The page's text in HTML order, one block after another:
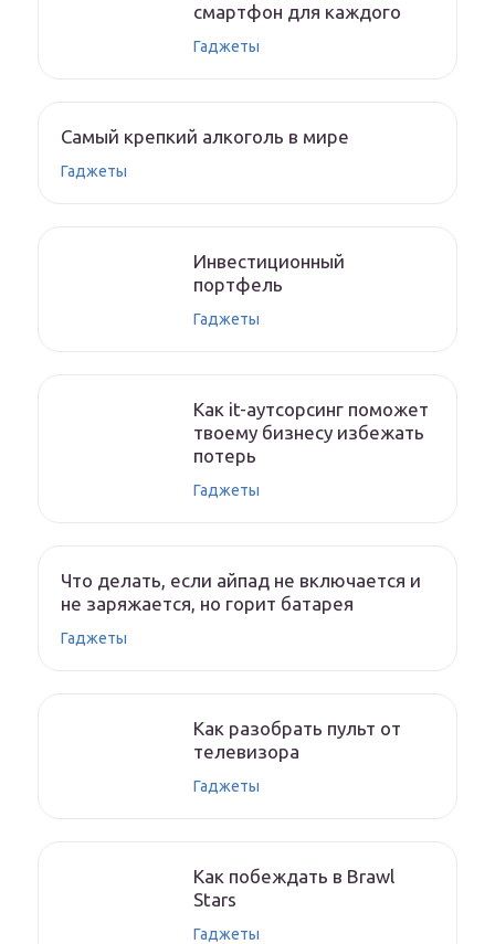
смартфон для каждого
Гаджеты
Самый крепкий алкоголь в мире
Гаджеты
Инвестиционный
портфель
Гаджеты
Как it-аутсорсинг поможет
твоему бизнесу избежать
потерь
Гаджеты
Что делать, если айпад не включается и
не заряжается, но горит батарея
Гаджеты
Как разобрать пульт от
телевизора
Гаджеты
Как побеждать в Brawl
Stars
Гаджеты